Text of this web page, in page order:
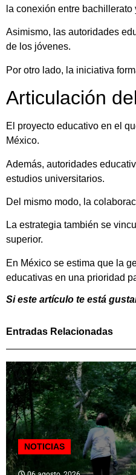
la conexión entre
Asimismo, las autoridades
de los jóvenes.
Por otro lado, la iniciativa
Articulación
El proyecto educativo en el
México.
Además, autoridades
estudios universitarios.
Del mismo modo, la
La estrategia también se
superior.
En México se estima que la
educativas en una prioridad
Si este artículo te está
Entradas Relacionadas
NOTICIAS